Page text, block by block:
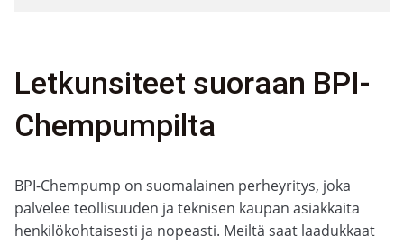
Letkunsiteet suoraan BPI-
Chempumpilta
BPI-Chempump on suomalainen perheyritys, joka
palvelee teollisuuden ja teknisen kaupan asiakkaita
henkilökohtaisesti ja nopeasti. Meiltä saat laadukkaat